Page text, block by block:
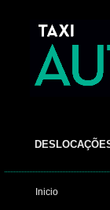
Inicio